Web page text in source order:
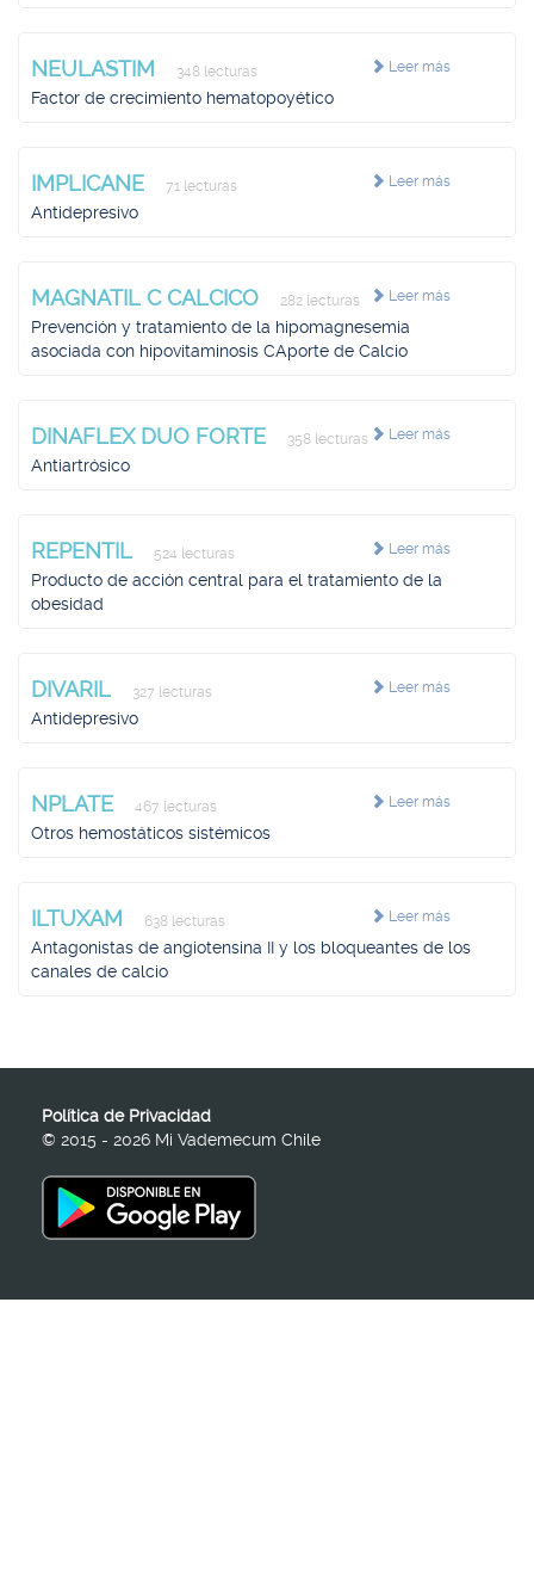
Leer más
NEULASTIM 348 lecturas
Factor de crecimiento hematopoyético
Leer más
IMPLICANE 71 lecturas
Antidepresivo
Leer más
MAGNATIL C CALCICO 282 lecturas
Prevención y tratamiento de la hipomagnesemia
asociada con hipovitaminosis CAporte de Calcio
Leer más
DINAFLEX DUO FORTE 358 lecturas
Antiartrósico
Leer más
REPENTIL 524 lecturas
Producto de acción central para el tratamiento de la
obesidad
Leer más
DIVARIL 327 lecturas
Antidepresivo
Leer más
NPLATE 467 lecturas
Otros hemostáticos sistémicos
Leer más
ILTUXAM 638 lecturas
Antagonistas de angiotensina II y los bloqueantes de los
canales de calcio
Política de Privacidad
© 2015 - 2026 Mi Vademecum Chile